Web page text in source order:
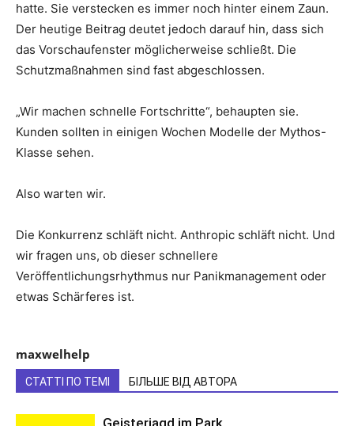
hatte. Sie verstecken es immer noch hinter einem Zaun.
Der heutige Beitrag deutet jedoch darauf hin, dass sich
das Vorschaufenster möglicherweise schließt. Die
Schutzmaßnahmen sind fast abgeschlossen.
„Wir machen schnelle Fortschritte“, behaupten sie.
Kunden sollten in einigen Wochen Modelle der Mythos-
Klasse sehen.
Also warten wir.
Die Konkurrenz schläft nicht. Anthropic schläft nicht. Und
wir fragen uns, ob dieser schnellere
Veröffentlichungsrhythmus nur Panikmanagement oder
etwas Schärferes ist.
maxwelhelp
СТАТТІ ПО ТЕМІ БІЛЬШЕ ВІД АВТОРА